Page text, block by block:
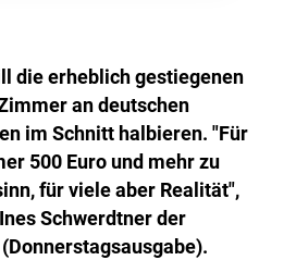
die erheblich gestiegenen
an deutschen
im Schnitt halbieren. "Für
500 Euro und mehr zu
für viele aber Realität",
Schwerdtner der